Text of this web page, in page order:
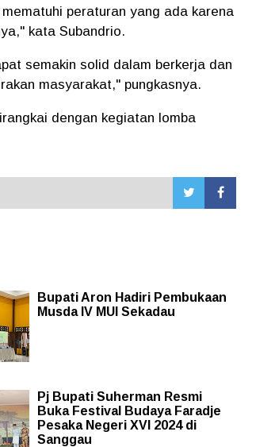
peraturan yang ada karena
kata Subandrio.
semakin solid dalam berkerja dan
masyarakat," pungkasnya.
dengan kegiatan lomba
Bupati Aron Hadiri Pembukaan
Musda IV MUI Sekadau
Pj Bupati Suherman Resmi
Buka Festival Budaya Faradje
Pesaka Negeri XVI 2024 di
Sanggau